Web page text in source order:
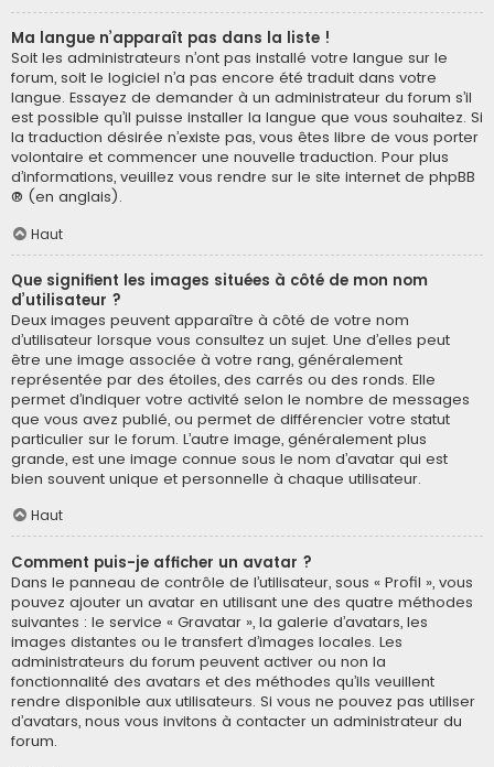
Ma langue n’apparaît pas dans la liste !
Soit les administrateurs n’ont pas installé votre langue sur le
forum, soit le logiciel n’a pas encore été traduit dans votre
langue. Essayez de demander à un administrateur du forum s’il
est possible qu’il puisse installer la langue que vous souhaitez. Si
la traduction désirée n’existe pas, vous êtes libre de vous porter
volontaire et commencer une nouvelle traduction. Pour plus
d’informations, veuillez vous rendre sur le site internet de phpBB
® (en anglais).
Haut
Que signifient les images situées à côté de mon nom
d’utilisateur ?
Deux images peuvent apparaître à côté de votre nom
d’utilisateur lorsque vous consultez un sujet. Une d’elles peut
être une image associée à votre rang, généralement
représentée par des étoiles, des carrés ou des ronds. Elle
permet d’indiquer votre activité selon le nombre de messages
que vous avez publié, ou permet de différencier votre statut
particulier sur le forum. L’autre image, généralement plus
grande, est une image connue sous le nom d’avatar qui est
bien souvent unique et personnelle à chaque utilisateur.
Haut
Comment puis-je afficher un avatar ?
Dans le panneau de contrôle de l’utilisateur, sous « Profil », vous
pouvez ajouter un avatar en utilisant une des quatre méthodes
suivantes : le service « Gravatar », la galerie d’avatars, les
images distantes ou le transfert d’images locales. Les
administrateurs du forum peuvent activer ou non la
fonctionnalité des avatars et des méthodes qu’ils veuillent
rendre disponible aux utilisateurs. Si vous ne pouvez pas utiliser
d’avatars, nous vous invitons à contacter un administrateur du
forum.